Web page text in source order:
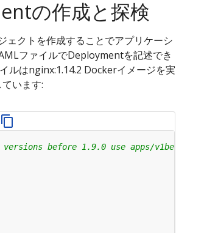
の作成と探検
クトを作成することでアプリケーシ
ファイルでDeploymentを記述でき
ルはnginx:1.14.2 Dockerイメージを実
います:
before 1.9.0 use apps/v1beta2